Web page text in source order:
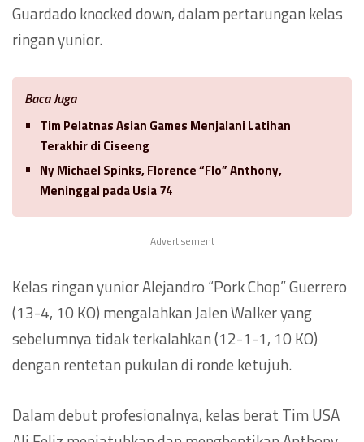
Guardado knocked down, dalam pertarungan kelas
ringan yunior.
Baca Juga
Tim Pelatnas Asian Games Menjalani Latihan
Terakhir di Ciseeng
Ny Michael Spinks, Florence “Flo” Anthony,
Meninggal pada Usia 74
Advertisement
Kelas ringan yunior Alejandro “Pork Chop” Guerrero
(13-4, 10 KO) mengalahkan Jalen Walker yang
sebelumnya tidak terkalahkan (12-1-1, 10 KO)
dengan rentetan pukulan di ronde ketujuh.
Dalam debut profesionalnya, kelas berat Tim USA